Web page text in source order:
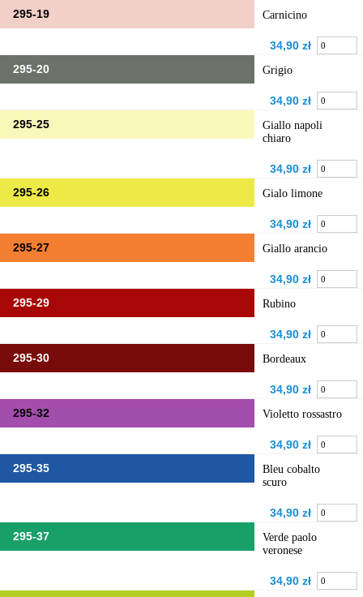
295-19
Carnicino
34,90 zł
295-20
Grigio
34,90 zł
295-25
Giallo napoli
chiaro
34,90 zł
295-26
Gialo limone
34,90 zł
295-27
Giallo arancio
34,90 zł
295-29
Rubino
34,90 zł
295-30
Bordeaux
34,90 zł
295-32
Violetto rossastro
34,90 zł
295-35
Bleu cobalto
scuro
34,90 zł
295-37
Verde paolo
veronese
34,90 zł